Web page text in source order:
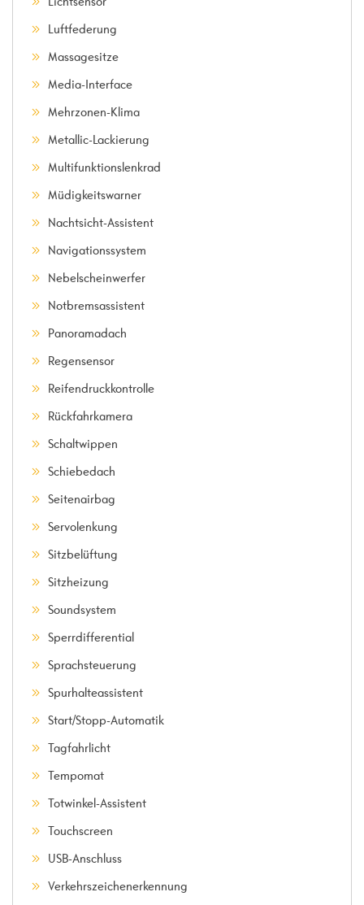
Luftfederung
Massagesitze
Media-Interface
Mehrzonen-Klima
Metallic-Lackierung
Multifunktionslenkrad
Müdigkeitswarner
Nachtsicht-Assistent
Navigationssystem
Nebelscheinwerfer
Notbremsassistent
Panoramadach
Regensensor
Reifendruckkontrolle
Rückfahrkamera
Schaltwippen
Schiebedach
Seitenairbag
Servolenkung
Sitzbelüftung
Sitzheizung
Soundsystem
Sperrdifferential
Sprachsteuerung
Spurhalteassistent
Start/Stopp-Automatik
Tagfahrlicht
Tempomat
Totwinkel-Assistent
Touchscreen
USB-Anschluss
Verkehrszeichenerkennung